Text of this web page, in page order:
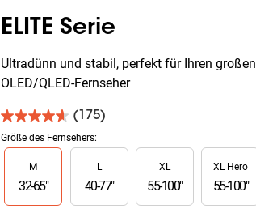
ELITE Serie
Ultradünn und stabil, perfekt für Ihren großen
OLED/QLED-Fernseher
(175)
4.6
von
5
Sternen.
175
Bewertungen
Größe des Fernsehers:
Slide 1 of 4
M
32-65"
L
40-77"
XL
55-100"
XL Hero
55-100"